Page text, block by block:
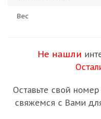
Вес
Не нашли
Оставьте свой
свяжемся с Вами